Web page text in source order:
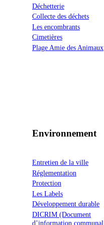
Déchetterie
Collecte des déchets
Les encombrants
Cimetières
Plage Amie des Animaux
Environnement
Entretien de la ville
Réglementation
Protection
Les Labels
Développement durable
DICRIM (Document
d’information communal